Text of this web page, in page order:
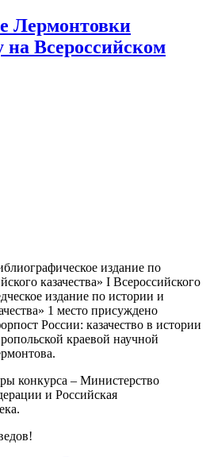
Лермонтовки
на Всероссийском
издание по
казачества» I Всероссийского
издание по истории и
1 место присуждено
России: казачество в истории
краевой научной
конкурса – Министерство
и Российская